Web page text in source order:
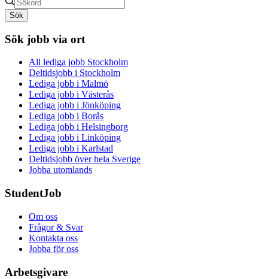
Sök
Sök jobb via ort
All lediga jobb Stockholm
Deltidsjobb i Stockholm
Lediga jobb i Malmö
Lediga jobb i Västerås
Lediga jobb i Jönköping
Lediga jobb i Borås
Lediga jobb i Helsingborg
Lediga jobb i Linköping
Lediga jobb i Karlstad
Deltidsjobb över hela Sverige
Jobba utomlands
StudentJob
Om oss
Frågor & Svar
Kontakta oss
Jobba för oss
Arbetsgivare